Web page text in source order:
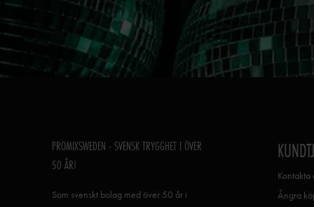
PROMIXSWEDEN - SVENSK TRYGGHET I ÖVER
50 ÅR!
Som svenskt bolag med över 50 år i
Kontakta
Ångra